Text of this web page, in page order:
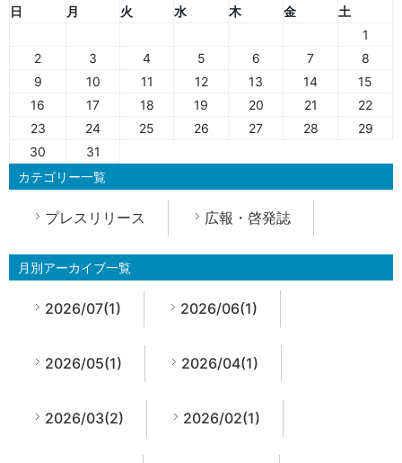
日
月 火 水 木 金
土
1
2
3 4 5 6 7
8
9
10 11 12 13 14
15
16
17 18 19 20 21
22
23
24 25 26 27 28
29
30
31
カテゴリー一覧
プレスリリース 広報・啓発誌
月別アーカイブ一覧
2026/07(1) 2026/06(1)
2026/05(1) 2026/04(1)
2026/03(2) 2026/02(1)